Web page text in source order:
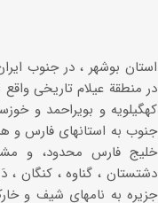
در منطقة عیلام تاریخی
کهگیلویه و بویراحمد و
جنوب به استانهای فارس و
خلیج فارس محدود، و
دشتستان ، گناوه ، کنگان ،
جزیره به نامهای شیف و